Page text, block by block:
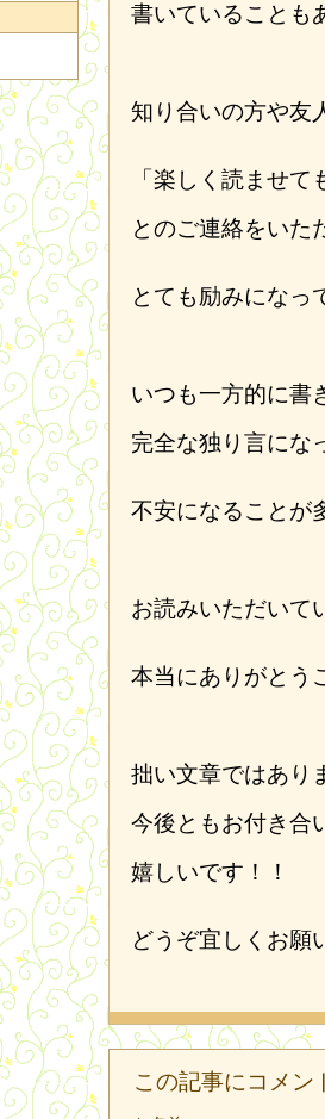
書いていることも
知り合いの方や友
「楽しく読ませ
とのご連絡をいた
とても励みになっ
いつも一方的に書
完全な独り言にな
不安になることが
お読みいただいて
本当にありがとう
拙い文章ではあり
今後ともお付き合
嬉しいです！！
どうぞ宜しくお願
この記事にコメン